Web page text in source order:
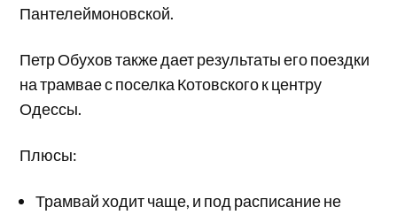
Пантелеймоновской.
Петр Обухов также дает результаты его поездки
на трамвае с поселка Котовского к центру
Одессы.
Плюсы:
Трамвай ходит чаще, и под расписание не